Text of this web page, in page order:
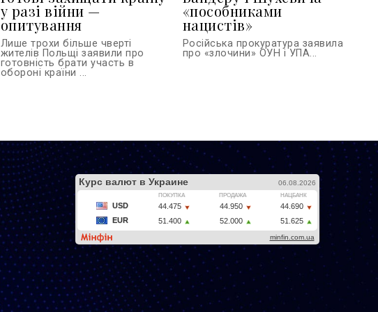
у разі війни —
опитування
Лише трохи більше чверті
жителів Польщі заявили про
готовність брати участь в
обороні країни ...
«пособниками
нацистів»
Російська прокуратура заявила
про «злочини» ОУН і УПА...